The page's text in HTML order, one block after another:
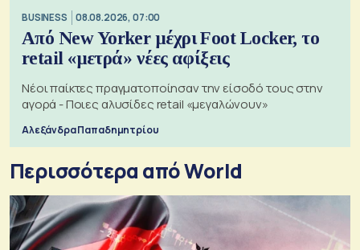
BUSINESS 08.08.2026, 07:00
Από New Yorker μέχρι Foot Locker, το
retail «μετρά» νέες αφίξεις
Νέοι παίκτες πραγματοποίησαν την είσοδό τους στην
αγορά - Ποιες αλυσίδες retail «μεγαλώνουν»
Αλεξάνδρα Παπαδημητρίου
Περισσότερα από World